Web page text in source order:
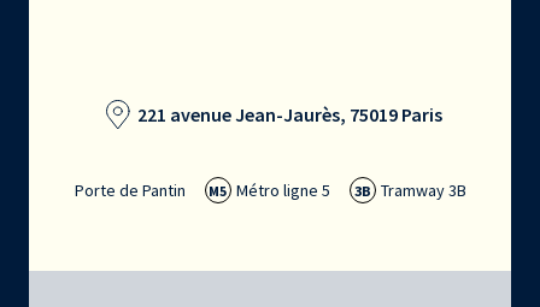
221 avenue Jean-Jaurès, 75019 Paris
Porte de Pantin M5 Métro ligne 5 3B Tramway 3B